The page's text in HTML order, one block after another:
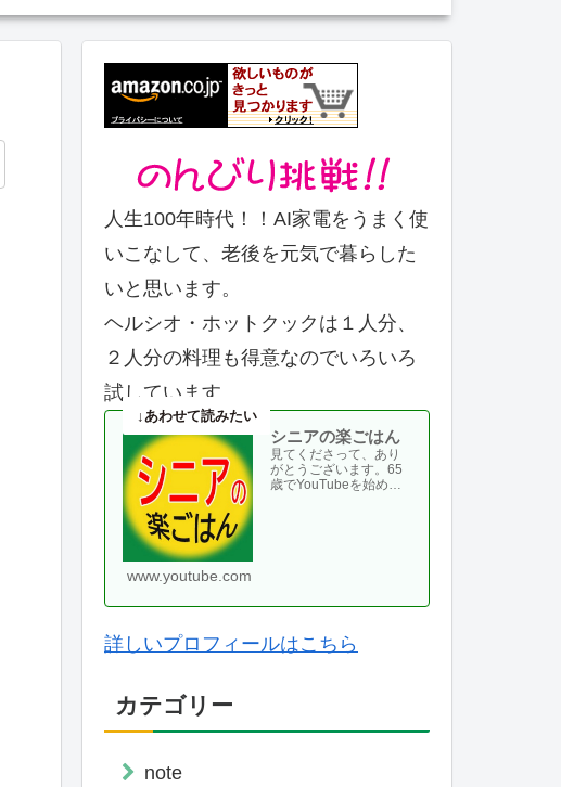
人生100年時代！！AI家電をうまく使
いこなして、老後を元気で暮らした
いと思います。
ヘルシオ・ホットクックは１人分、
２人分の料理も得意なのでいろいろ
試しています。
シニアの楽ごはん
見てくださって、あり
がとうございます。65
歳でYouTubeを始め
www.youtube.com
詳しいプロフィールはこちら
カテゴリー
note